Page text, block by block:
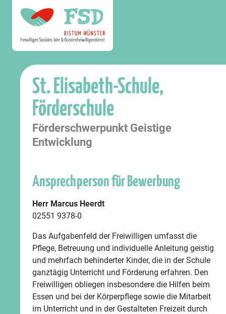
St. Elisabeth-Schule,
Förderschule
Förderschwerpunkt Geistige
Entwicklung
Ansprechperson für Bewerbung
Herr Marcus Heerdt
02551 9378-0
Das Aufgabenfeld der Freiwilligen umfasst die
Pflege, Betreuung und individuelle Anleitung geistig
und mehrfach behinderter Kinder, die in der Schule
ganztägig Unterricht und Förderung erfahren. Den
Freiwilligen obliegen insbesondere die Hilfen beim
Essen und bei der Körperpflege sowie die Mitarbeit
im Unterricht und in der Gestalteten Freizeit durch